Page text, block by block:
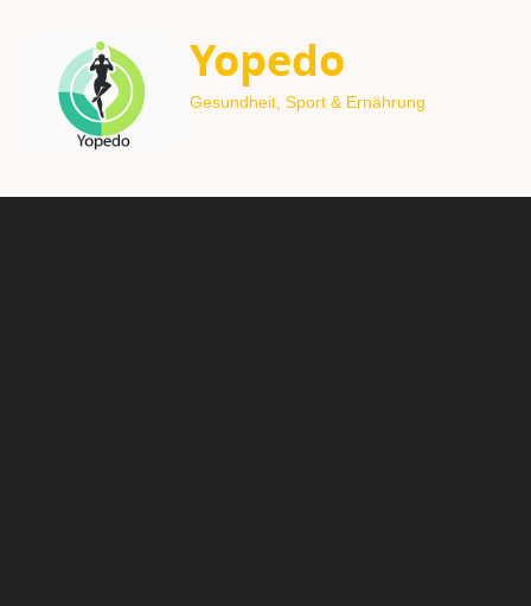
Yopedo
Gesundheit, Sport & Ernährung